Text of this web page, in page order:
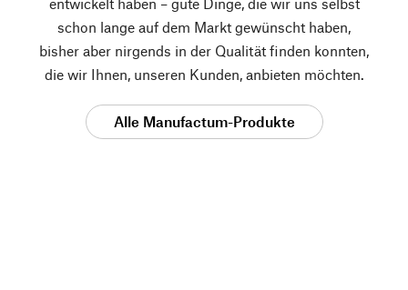
schon lange auf dem Markt gewünscht haben,
bisher aber nirgends in der Qualität finden konnten,
die wir Ihnen, unseren Kunden, anbieten möchten.
Alle Manufactum-Produkte